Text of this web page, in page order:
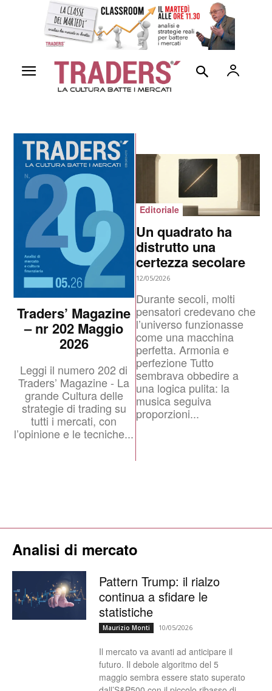
Traders’ Magazine
– nr 202 Maggio
2026
Leggi il numero 202 di
Traders’ Magazine - La
grande Cultura delle
strategie di trading su
tutti i mercati, con
l’opinione e le tecniche...
Editoriale
Un quadrato ha
distrutto una
certezza secolare
12/05/2026
Durante secoli, molti
pensatori credevano che
l’universo funzionasse
come una macchina
perfetta. Armonia e
perfezione Tutto
sembrava obbedire a
una logica pulita: la
musica seguiva
proporzioni...
Analisi di mercato
Pattern Trump: il rialzo
continua a sfidare le
statistiche
Maurizio Monti 10/05/2026
Il mercato va avanti ad anticipare il
futuro. Il debole algoritmo del 5
maggio sembra essere stato superato